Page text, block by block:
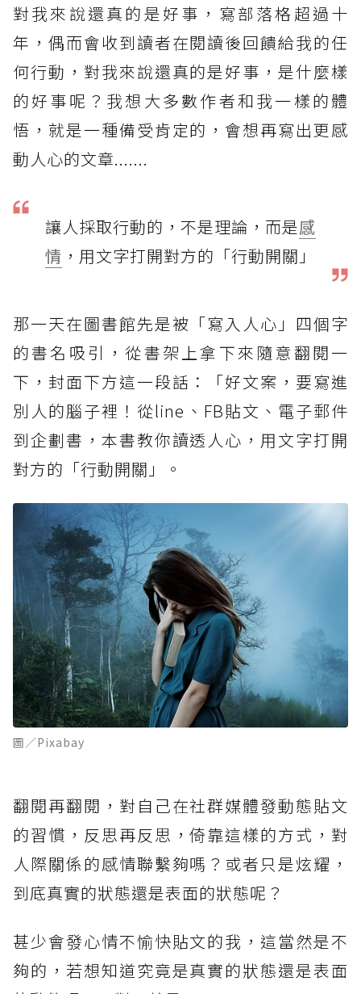
對我來說還真的是好事，寫部落格超過十
年，偶而會收到讀者在閱讀後回饋給我的任
何行動，對我來說還真的是好事，是什麼樣
的好事呢？我想大多數作者和我一樣的體
悟，就是一種備受肯定的，會想再寫出更感
動人心的文章.......
讓人採取行動的，不是理論，而是感
情 ，用文字打開對方的「行動開關」
那一天在圖書館先是被「寫入人心」四個字
的書名吸引，從書架上拿下來隨意翻閱一
下，封面下方這一段話：「好文案，要寫進
別人的腦子裡！從line、FB貼文、電子郵件
到企劃書，本書教你讀透人心，用文字打開
對方的「行動開關」。
圖／Pixabay
翻閱再翻閱，對自己在社群媒體發動態貼文
的習慣，反思再反思，倚靠這樣的方式，對
人際關係的感情聯繫夠嗎？或者只是炫耀，
到底真實的狀態還是表面的狀態呢？
甚少會發心情不愉快貼文的我，這當然是不
夠的，若想知道究竟是真實的狀態還是表面